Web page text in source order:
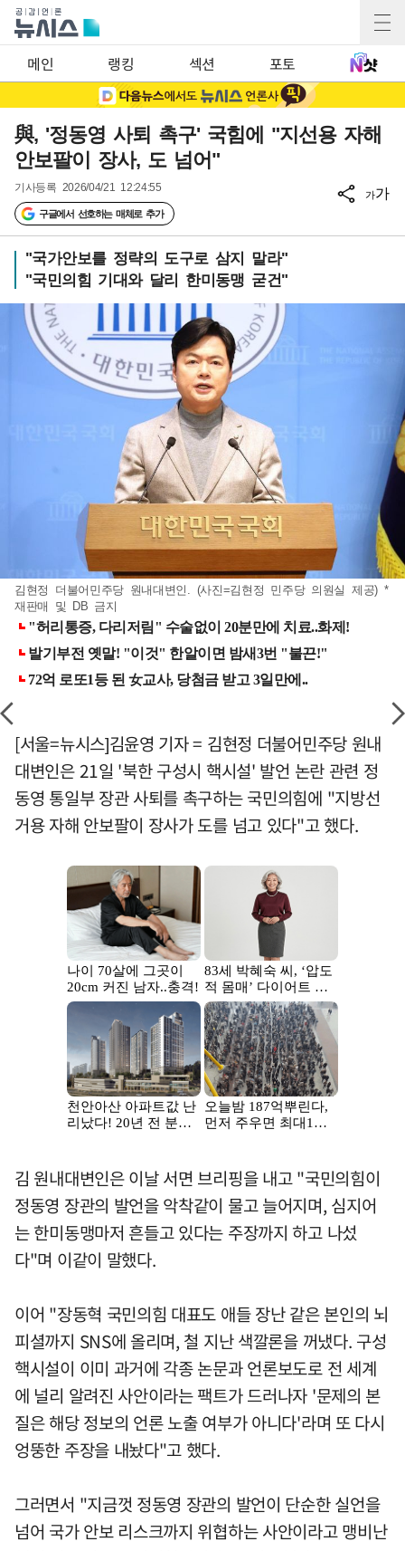
메인 랭킹 섹션 포토
與, '정동영 사퇴 촉구' 국힘에 "지선용 자해
안보팔이 장사, 도 넘어"
기사등록 2026/04/21 12:24:55
구글에서 선호하는 매체로 추가
가가
"국가안보를 정략의 도구로 삼지 말라"
"국민의힘 기대와 달리 한미동맹 굳건"
김현정 더불어민주당 원내대변인. (사진=김현정 민주당 의원실 제공) *
재판매 및 DB 금지
[서울=뉴시스]김윤영 기자 = 김현정 더불어민주당 원내
대변인은 21일 '북한 구성시 핵시설' 발언 논란 관련 정
동영 통일부 장관 사퇴를 촉구하는 국민의힘에 "지방선
거용 자해 안보팔이 장사가 도를 넘고 있다"고 했다.
김 원내대변인은 이날 서면 브리핑을 내고 "국민의힘이
정동영 장관의 발언을 악착같이 물고 늘어지며, 심지어
는 한미동맹마저 흔들고 있다는 주장까지 하고 나섰
다"며 이같이 말했다.
이어 "장동혁 국민의힘 대표도 애들 장난 같은 본인의 뇌
피셜까지 SNS에 올리며, 철 지난 색깔론을 꺼냈다. 구성
핵시설이 이미 과거에 각종 논문과 언론보도로 전 세계
에 널리 알려진 사안이라는 팩트가 드러나자 '문제의 본
질은 해당 정보의 언론 노출 여부가 아니다'라며 또 다시
엉뚱한 주장을 내놨다"고 했다.
그러면서 "지금껏 정동영 장관의 발언이 단순한 실언을
넘어 국가 안보 리스크까지 위협하는 사안이라고 맹비난